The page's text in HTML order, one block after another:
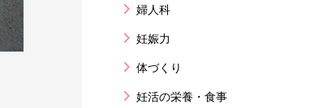
婦人科
妊娠力
体づくり
妊活の栄養・食事